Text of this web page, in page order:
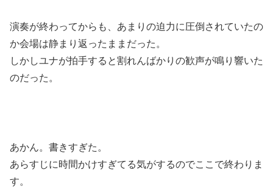
演奏が終わってからも、あまりの迫力に圧倒されていたの
か会場は静まり返ったままだった。
しかしユナが拍手すると割れんばかりの歓声が鳴り響いた
のだった。
あかん。書きすぎた。
あらすじに時間かけすぎてる気がするのでここで終わりま
す。